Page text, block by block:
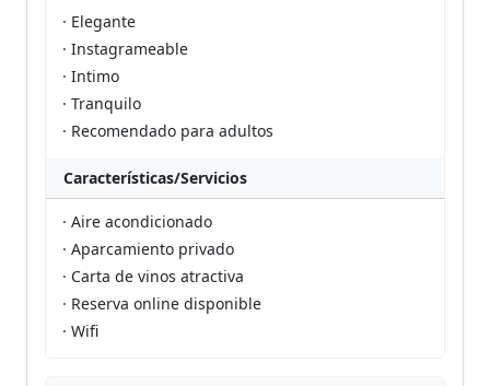
· Elegante
· Instagrameable
· Intimo
· Tranquilo
· Recomendado para adultos
Características/Servicios
· Aire acondicionado
· Aparcamiento privado
· Carta de vinos atractiva
· Reserva online disponible
· Wifi